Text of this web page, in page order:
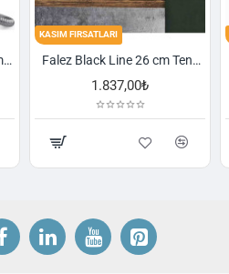
Falez Black Line 26 cm Tencere
KASIM FIRSATLARI
2.521,00₺